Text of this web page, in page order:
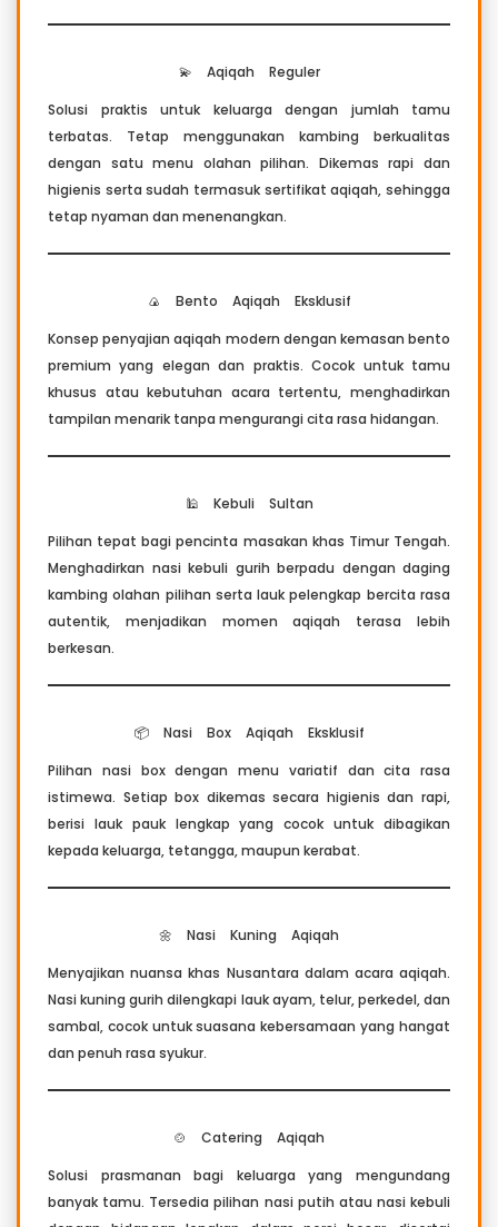
💫 Aqiqah Reguler
Solusi praktis untuk keluarga dengan jumlah tamu
terbatas. Tetap menggunakan kambing berkualitas
dengan satu menu olahan pilihan. Dikemas rapi dan
higienis serta sudah termasuk sertifikat aqiqah, sehingga
tetap nyaman dan menenangkan.
🍙 Bento Aqiqah Eksklusif
Konsep penyajian aqiqah modern dengan kemasan bento
premium yang elegan dan praktis. Cocok untuk tamu
khusus atau kebutuhan acara tertentu, menghadirkan
tampilan menarik tanpa mengurangi cita rasa hidangan.
🕌 Kebuli Sultan
Pilihan tepat bagi pencinta masakan khas Timur Tengah.
Menghadirkan nasi kebuli gurih berpadu dengan daging
kambing olahan pilihan serta lauk pelengkap bercita rasa
autentik, menjadikan momen aqiqah terasa lebih
berkesan.
📦 Nasi Box Aqiqah Eksklusif
Pilihan nasi box dengan menu variatif dan cita rasa
istimewa. Setiap box dikemas secara higienis dan rapi,
berisi lauk pauk lengkap yang cocok untuk dibagikan
kepada keluarga, tetangga, maupun kerabat.
🌼 Nasi Kuning Aqiqah
Menyajikan nuansa khas Nusantara dalam acara aqiqah.
Nasi kuning gurih dilengkapi lauk ayam, telur, perkedel, dan
sambal, cocok untuk suasana kebersamaan yang hangat
dan penuh rasa syukur.
🍲 Catering Aqiqah
Solusi prasmanan bagi keluarga yang mengundang
banyak tamu. Tersedia pilihan nasi putih atau nasi kebuli